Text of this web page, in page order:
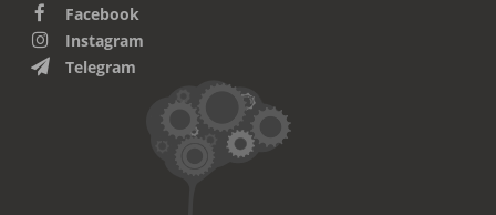
Facebook
Instagram
Telegram